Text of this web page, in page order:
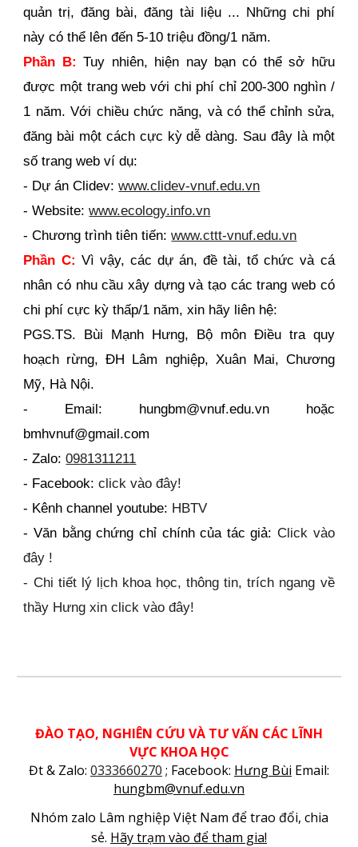
quản trị, đăng bài, đăng tài liệu ... Những chi phí
này có thể lên đến 5-10 triệu đồng/1 năm.
Phần B: Tuy nhiên, hiện nay bạn có thể sở hữu
được một trang web với chi phí chỉ 200-300 nghìn /
1 năm. Với chiều chức năng, và có thể chỉnh sửa,
đăng bài một cách cực kỳ dễ dàng. Sau đây là một
số trang web ví dụ:
- Dự án Clidev:www.clidev-vnuf.edu.vn
- Website:www.ecology.info.vn
- Chương trình tiên tiến:www.cttt-vnuf.edu.vn
Phần C: Vì vậy, các dự án, đề tài, tổ chức và cá
nhân có nhu cầu xây dựng và tạo các trang web có
chi phí cực kỳ thấp/1 năm, xin hãy liên hệ:
PGS.TS. Bùi Mạnh Hưng, Bộ môn Điều tra quy
hoạch rừng, ĐH Lâm nghiệp, Xuân Mai, Chương
Mỹ, Hà Nội.
- Email: hungbm@vnuf.edu.vn hoặc
bmhvnuf@gmail.com
- Zalo:0981311211
- Facebook: click vào đây!
- Kênh channel youtube: HBTV
- Văn bằng chứng chỉ chính của tác giả: Click vào
đây !
- Chi tiết lý lịch khoa học, thông tin, trích ngang về
thầy Hưng xin click vào đây!
ĐÀO TẠO, NGHIÊN CỨU VÀ TƯ VẤN CÁC LĨNH
VỰC KHOA HỌC
Đt & Zalo: 0333660270 ; Facebook: Hưng Bùi Email:
hungbm@vnuf.edu.vn
Nhóm zalo Lâm nghiệp Việt Nam để trao đổi, chia
sẻ. Hãy trạm vào để tham gia!